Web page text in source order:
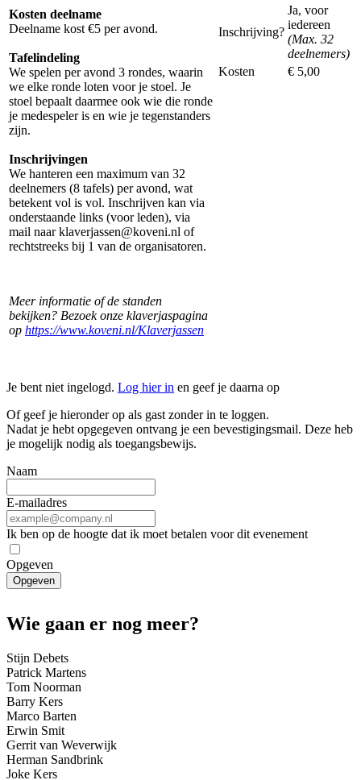
Kosten deelname
Deelname kost €5 per avond.
Tafelindeling
We spelen per avond 3 rondes, waarin
we elke ronde loten voor je stoel. Je
stoel bepaalt daarmee ook wie die ronde
je medespeler is en wie je tegenstanders
zijn.
Inschrijvingen
We hanteren een maximum van 32
deelnemers (8 tafels) per avond, wat
betekent vol is vol. Inschrijven kan via
onderstaande links (voor leden), via
mail naar klaverjassen@koveni.nl of
rechtstreeks bij 1 van de organisatoren.
Meer informatie of de standen
bekijken? Bezoek onze klaverjaspagina
op https://www.koveni.nl/Klaverjassen
Inschrijving?
Ja, voor
iedereen
(Max. 32
deelnemers)
Kosten
€ 5,00
Je bent niet ingelogd. Log hier in en geef je daarna op
Of geef je hieronder op als gast zonder in te loggen.
Nadat je hebt opgegeven ontvang je een bevestigingsmail. Deze heb
je mogelijk nodig als toegangsbewijs.
Naam
E-mailadres
Ik ben op de hoogte dat ik moet betalen voor dit evenement
Opgeven
Opgeven
Wie gaan er nog meer?
Stijn Debets
Patrick Martens
Tom Noorman
Barry Kers
Marco Barten
Erwin Smit
Gerrit van Weverwijk
Herman Sandbrink
Joke Kers